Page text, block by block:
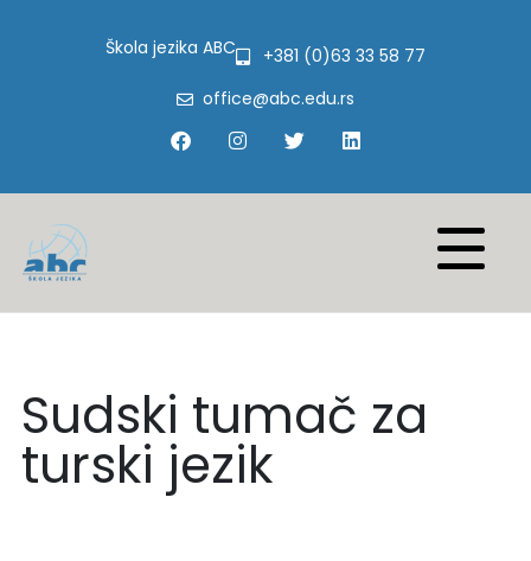
Škola jezika ABC
+381 (0)63 33 58 77
office@abc.edu.rs
Sudski tumač za
turski jezik